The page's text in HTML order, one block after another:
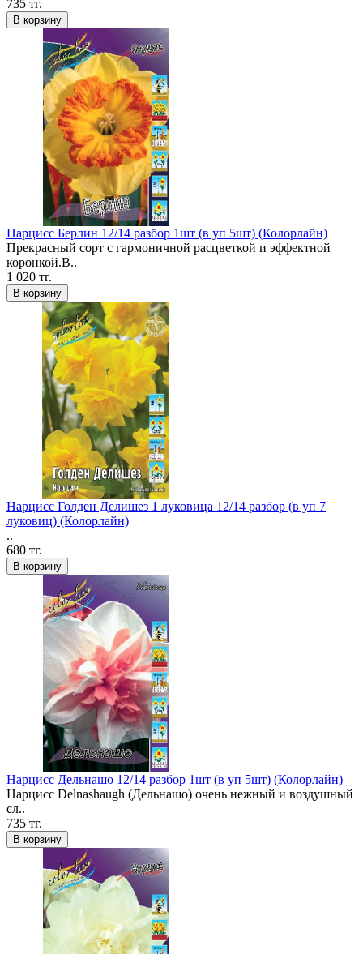
735 тг.
В корзину
Нарцисс Берлин 12/14 разбор 1шт (в уп 5шт) (Колорлайн)
Прекрасный сорт с гармоничной расцветкой и эффектной
коронкой.В..
1 020 тг.
В корзину
Нарцисс Голден Делишез 1 луковица 12/14 разбор (в уп 7
луковиц) (Колорлайн)
..
680 тг.
В корзину
Нарцисс Дельнашо 12/14 разбор 1шт (в уп 5шт) (Колорлайн)
Нарцисс Delnashaugh (Дельнашо) очень нежный и воздушный
сл..
735 тг.
В корзину